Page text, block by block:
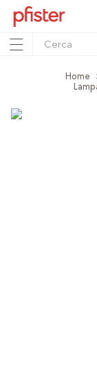
Home